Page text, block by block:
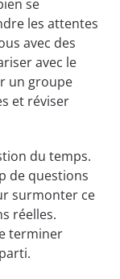
se
les attentes
avec des
avec le
un groupe
et réviser
du temps.
de questions
surmonter ce
réelles.
terminer